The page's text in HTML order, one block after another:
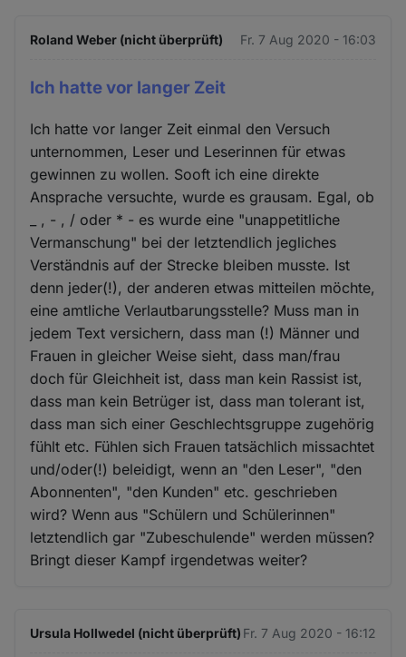
Roland Weber (nicht überprüft) Fr. 7 Aug 2020 - 16:03
Ich hatte vor langer Zeit
Ich hatte vor langer Zeit einmal den Versuch
unternommen, Leser und Leserinnen für etwas
gewinnen zu wollen. Sooft ich eine direkte
Ansprache versuchte, wurde es grausam. Egal, ob
_ , - , / oder * - es wurde eine "unappetitliche
Vermanschung" bei der letztendlich jegliches
Verständnis auf der Strecke bleiben musste. Ist
denn jeder(!), der anderen etwas mitteilen möchte,
eine amtliche Verlautbarungsstelle? Muss man in
jedem Text versichern, dass man (!) Männer und
Frauen in gleicher Weise sieht, dass man/frau
doch für Gleichheit ist, dass man kein Rassist ist,
dass man kein Betrüger ist, dass man tolerant ist,
dass man sich einer Geschlechtsgruppe zugehörig
fühlt etc. Fühlen sich Frauen tatsächlich missachtet
und/oder(!) beleidigt, wenn an "den Leser", "den
Abonnenten", "den Kunden" etc. geschrieben
wird? Wenn aus "Schülern und Schülerinnen"
letztendlich gar "Zubeschulende" werden müssen?
Bringt dieser Kampf irgendetwas weiter?
Ursula Hollwedel (nicht überprüft) Fr. 7 Aug 2020 - 16:12